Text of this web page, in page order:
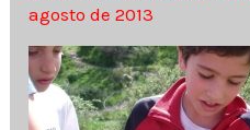
agosto de 2013